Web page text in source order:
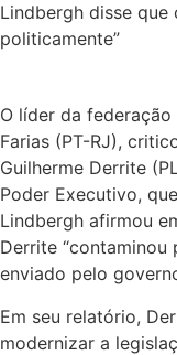
Lindbergh disse
politicamente”
O líder da
Farias (PT-RJ),
Guilherme Derrite
Poder Executivo,
Lindbergh afirmou
Derrite
enviado pelo
Em seu relatório,
modernizar a